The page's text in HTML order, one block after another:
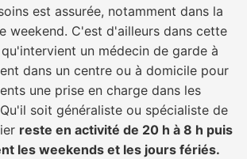
est assurée, notamment dans la
weekend. C'est d'ailleurs dans cette
un médecin de garde à
dans un centre ou à domicile pour
une prise en charge dans les
soit généraliste ou spécialiste de
reste en activité de 20 h à 8 h puis
les weekends et les jours fériés.